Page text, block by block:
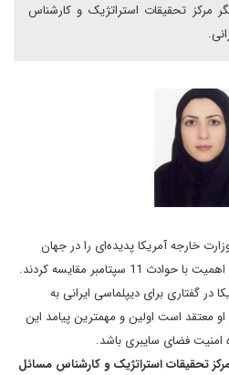
مرکز تحقیقات استراتژیک و کارشناس
خارجه آمریکا پدیده‌ای را در جهان
ایجاد کرد که بسیاری آن را به لحاظ اهمیت با حوادث 11 سپتامبر مقایسه کردند.
در گفتاری برای دیپلماسی ایرانی به
معتقد است اولین و مهمترین پیامد این
امنیت فضای سایبری باشد.
تحقیقات استراتژیک و کارشناس مسائل